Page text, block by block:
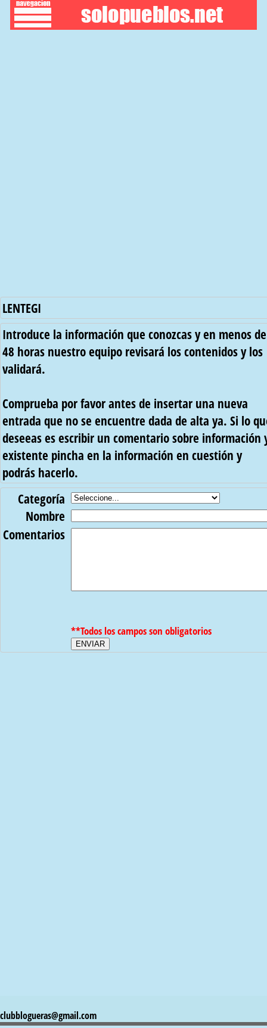
LENTEGI
Introduce la información que conozcas y en menos de
48 horas nuestro equipo revisará los contenidos y los
validará.
Comprueba por favor antes de insertar una nueva
entrada que no se encuentre dada de alta ya. Si lo
deseeas es escribir un comentario sobre información
existente pincha en la información en cuestión y
podrás hacerlo.
Categoría
Nombre
Comentarios
**Todos los campos son obligatorios
clubblogueras@gmail.com